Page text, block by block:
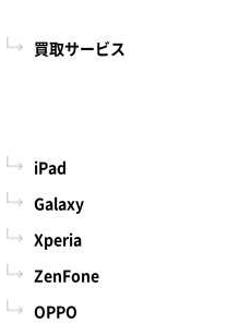
絡をするためにメール
やユーザーに商品を送
絡したりするため、氏
報を利用する目的
うために、氏名、生年
銀行口座番号、クレジ
許証番号、配達証明付
情報を利用する目的
るために、購入された
たサービスの種類や期
下「付加物」としま
外してください。 な
取り付けられた状態
当社にお引渡しされた
で、付加物に生じうる
加物に関連して生じう
負いかねます。
金、その他の費用を含
と言います）は当社規
買取サービス
iPad
Galaxy
Xperia
ZenFone
OPPO